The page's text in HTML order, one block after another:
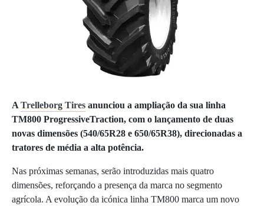
A Trelleborg Tires anunciou a ampliação da sua linha
TM800 ProgressiveTraction, com o lançamento de duas
novas dimensões (540/65R28 e 650/65R38), direcionadas a
tratores de média a alta potência.
Nas próximas semanas, serão introduzidas mais quatro
dimensões, reforçando a presença da marca no segmento
agrícola. A evolução da icónica linha TM800 marca um novo